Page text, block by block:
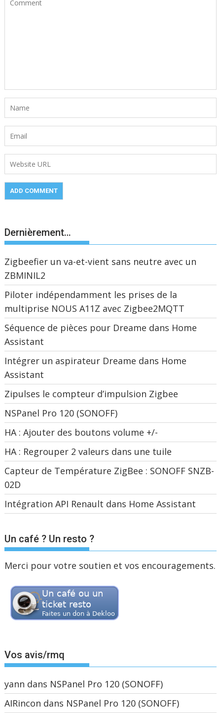
Dernièrement…
Zigbeefier un va-et-vient sans neutre avec un
ZBMINIL2
Piloter indépendamment les prises de la
multiprise NOUS A11Z avec Zigbee2MQTT
Séquence de pièces pour Dreame dans Home
Assistant
Intégrer un aspirateur Dreame dans Home
Assistant
Zipulses le compteur d’impulsion Zigbee
NSPanel Pro 120 (SONOFF)
HA : Ajouter des boutons volume +/-
HA : Regrouper 2 valeurs dans une tuile
Capteur de Température ZigBee : SONOFF SNZB-
02D
Intégration API Renault dans Home Assistant
Un café ? Un resto ?
Merci pour votre soutien et vos encouragements.
Vos avis/rmq
yann dans NSPanel Pro 120 (SONOFF)
AIRincon dans NSPanel Pro 120 (SONOFF)